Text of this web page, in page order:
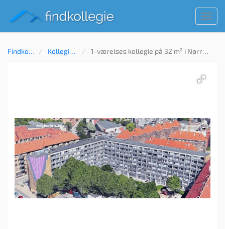
Findkollegie Kollegie til leje 1-værelses kollegie på 32 m² i Nørrebro, København